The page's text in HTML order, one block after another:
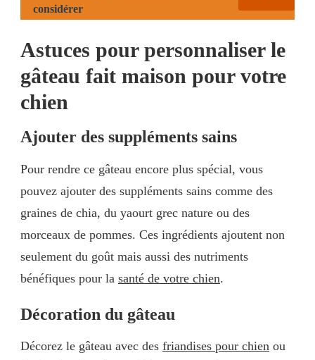
considérer
Astuces pour personnaliser le
gâteau fait maison pour votre
chien
Ajouter des suppléments sains
Pour rendre ce gâteau encore plus spécial, vous
pouvez ajouter des suppléments sains comme des
graines de chia, du yaourt grec nature ou des
morceaux de pommes. Ces ingrédients ajoutent non
seulement du goût mais aussi des nutriments
bénéfiques pour la santé de votre chien.
Décoration du gâteau
Décorez le gâteau avec des friandises pour chien ou